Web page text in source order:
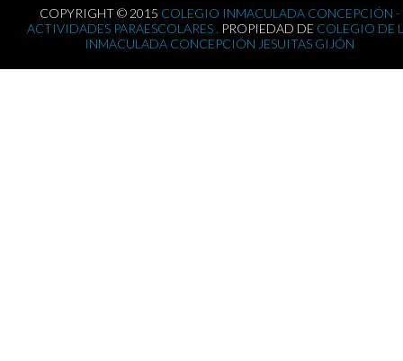
COPYRIGHT © 2015 COLEGIO INMACULADA CONCEPCIÓN -
ACTIVIDADES PARAESCOLARES . PROPIEDAD DE COLEGIO DE
INMACULADA CONCEPCIÓN JESUITAS GIJÓN